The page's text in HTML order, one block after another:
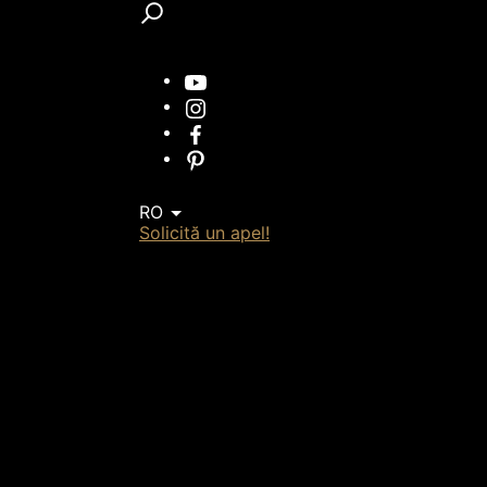
RO
Solicită un apel!
piatra naturala este alegerea perfectă
cu funcționalitatea de care are nevoie
soluția ideală pentru placări interioare -
Plăcile din piatra sunt ideale atat pentru
arhitecturi cu design personalizat,